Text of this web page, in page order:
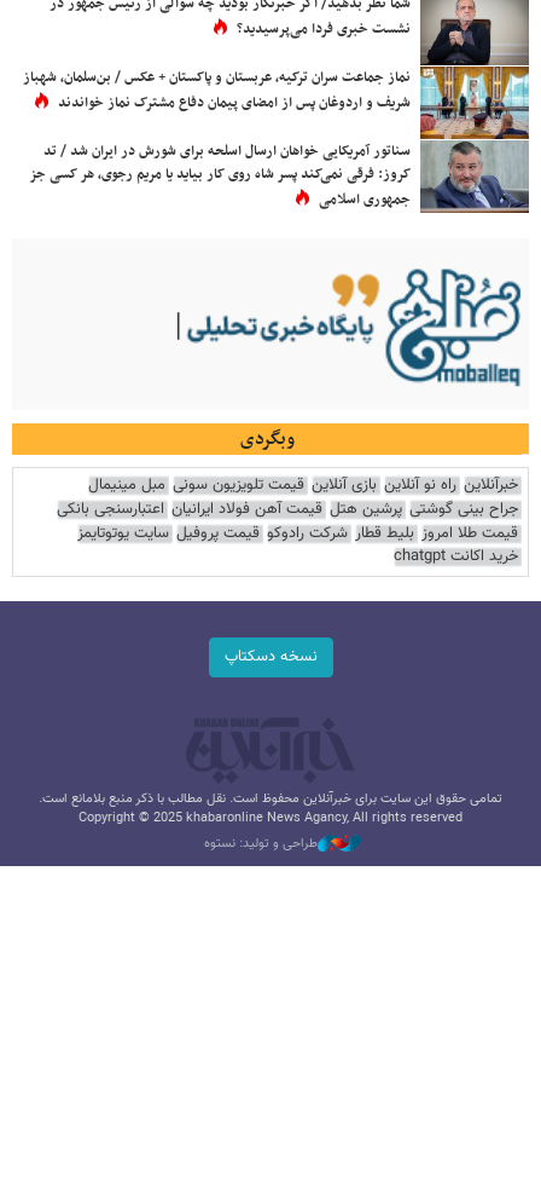
نشست خبری فردا می‌پرسیدید؟
نماز جماعت سران ترکیه، عربستان و پاکستان + عکس / بن‌سلمان، شهباز
شریف و اردوغان پس از امضای پیمان دفاع مشترک نماز خواندند
سناتور آمریکایی خواهان ارسال اسلحه برای شورش در ایران شد / تد
کروز: فرقی نمی‌کند پسر شاه روی کار بیاید یا مریم رجوی، هر کسی جز
جمهوری اسلامی
وبگردی
خبرآنلاین راه نو آنلاین بازی آنلاین قیمت تلویزیون سونی مبل مینیمال
جراح بینی گوشتی پرشین هتل قیمت آهن فولاد ایرانیان اعتبارسنجی بانکی
قیمت طلا امروز بلیط قطار شرکت رادوکو قیمت پروفیل سایت یوتوتایمز
خرید اکانت chatgpt
نسخه دسکتاپ
تمامی حقوق این سایت برای خبرآنلاین محفوظ است. نقل مطالب با ذکر منبع بلامانع است.
Copyright © 2025 khabaronline News Agancy, All rights reserved
طراحی و تولید: نستوه